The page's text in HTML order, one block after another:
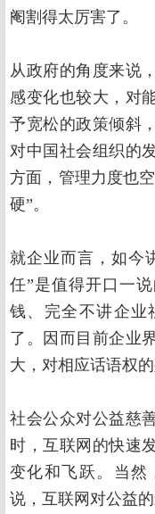
阉割得太厉害了。
从政府的角度来说
感变化也较大，对
予宽松的政策倾斜
对中国社会组织的
方面，管理力度也
硬”。
就企业而言，如今
任”是值得开口一
钱、完全不讲企业
了。因而目前企业
大，对相应话语权
社会公众对公益慈
时，互联网的快速
变化和飞跃。当然
说，互联网对公益